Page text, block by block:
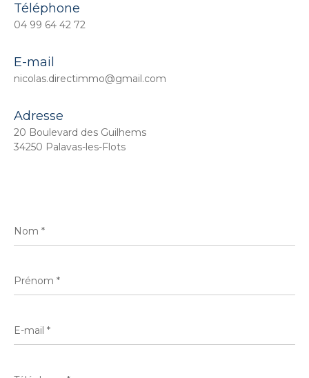
Téléphone
04 99 64 42 72
E-mail
nicolas.directimmo@gmail.com
Adresse
20 Boulevard des Guilhems
34250 Palavas-les-Flots
*
*
mail
*